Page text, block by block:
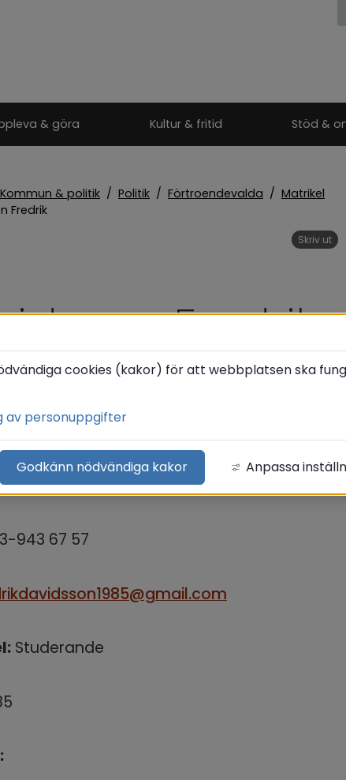
& göra Kultur & fritid Stöd &
Kommun & politik / Politik / Förtroendevalda / Matrikel
Fredrik
Skriv ut
Fredrik
43, 813 32 Hofors
943 67 57
Studerande
cookies (kakor) för att webbplatsen ska
av personuppgifter
Godkänn nödvändiga kakor Anpassa